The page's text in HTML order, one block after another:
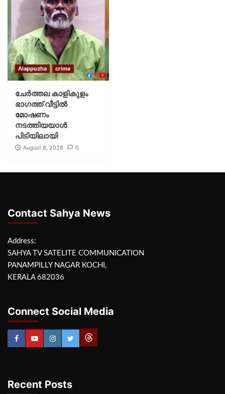
Alappuzha crime
ചേർത്തല കാളികുളം
ഭാഗത്ത് വീട്ടിൽ
മോഷണം
നടത്തിയയാൾ
പിടിയിലായി
August 8, 2026 0
Contact Sahya News
Address:
SAHYA TV SATELITE COMMUNICATION
PANAMPILLY NAGAR KOCHI,
KERALA 682036
Connect Social Media
Recent Posts